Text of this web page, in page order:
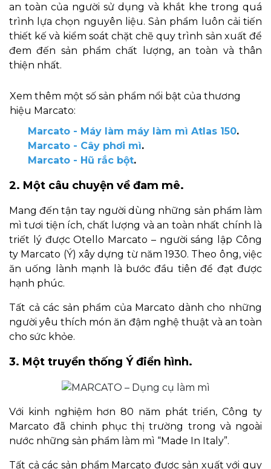
an toàn của người sử dụng và khắt khe trong quá
trình lựa chọn nguyên liệu. Sản phẩm luôn cải tiến
thiết kế và kiểm soát chặt chẽ quy trình sản xuất để
đem đến sản phẩm chất lượng, an toàn và thân
thiện nhất.
Xem thêm một số sản phẩm nổi bật của thương
hiệu Marcato:
Marcato - Máy làm máy làm mì Atlas 150.
Marcato - Cây phơi mì.
Marcato - Hũ rắc bột.
2. Một câu chuyện về đam mê.
Mang đến tận tay người dùng những sản phẩm làm
mì tươi tiện ích, chất lượng và an toàn nhất chính là
triết lý được Otello Marcato – người sáng lập Công
ty Marcato (Ý) xây dựng từ năm 1930. Theo ông, việc
ăn uống lành mạnh là bước đầu tiên để đạt được
hạnh phúc.
Tất cả các sản phẩm của Marcato dành cho những
người yêu thích món ăn đậm nghệ thuật và an toàn
cho sức khỏe.
3. Một truyền thống Ý điển hình.
Với kinh nghiệm hơn 80 năm phát triển, Công ty
Marcato đã chinh phục thị trường trong và ngoài
nước những sản phẩm làm mì “Made In Italy”.
Tất cả các sản phẩm Marcato được sản xuất với quy